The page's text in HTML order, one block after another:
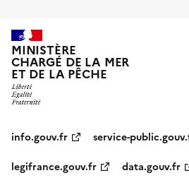
MINISTÈRE
CHARGÉ DE LA MER
ET DE LA PÊCHE
info.gouv.fr
service-
legifrance.gouv.fr
data.gouv.fr